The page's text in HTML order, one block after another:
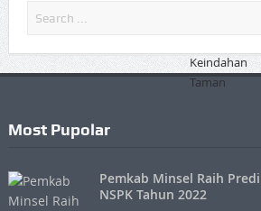
Most Pupolar
Pemkab Minsel Raih
NSPK Tahun 2022